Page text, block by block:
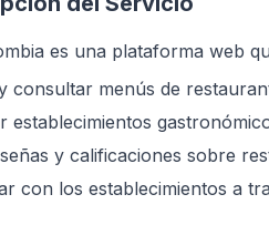
es una plataforma web
consultar menús de
establecimientos
y calificaciones sobre
con los establecimientos a